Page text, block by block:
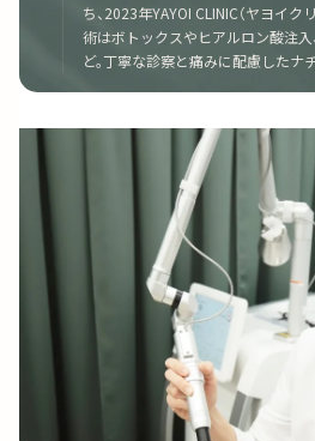
ち、2023年YAYOI CLINIC（ヤヨイク
術はボトックスやヒアルロン酸注
ど。丁寧な診察と痛みに配慮したナ